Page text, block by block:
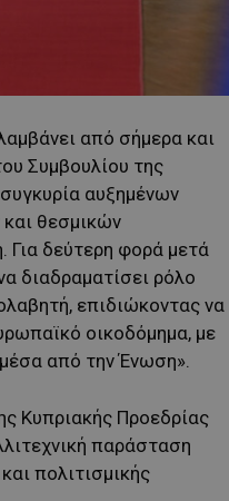
από σήμερα και
Συμβουλίου της
αυξημένων
θεσμικών
δεύτερη φορά μετά
διαδραματίσει ρόλο
επιδιώκοντας να
οικοδόμημα, με
μέσα από την Ένωση».
Κυπριακής Προεδρίας
παράσταση
πολιτισμικής